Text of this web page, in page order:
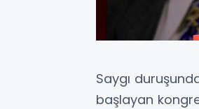
Saygı
başlayan